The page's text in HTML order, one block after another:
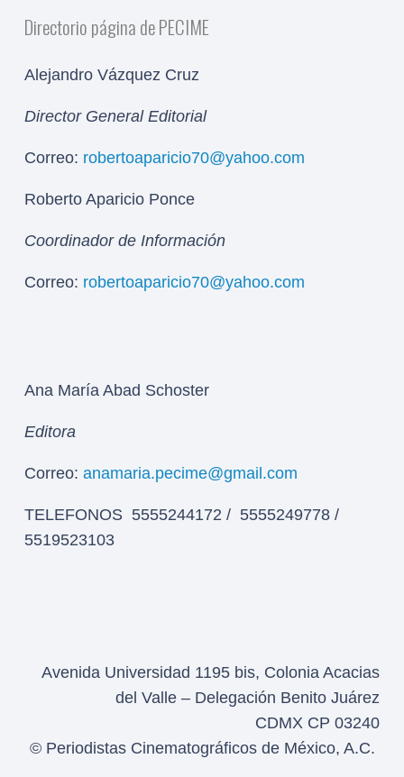
Directorio página de PECIME
Alejandro Vázquez Cruz
Director General Editorial
Correo: robertoaparicio70@yahoo.com
Roberto Aparicio Ponce
Coordinador de Información
Correo: robertoaparicio70@yahoo.com
Ana María Abad Schoster
Editora
Correo: anamaria.pecime@gmail.com
TELEFONOS 5555244172 / 5555249778 /
5519523103
Avenida Universidad 1195 bis, Colonia Acacias
del Valle – Delegación Benito Juárez
CDMX CP 03240
© Periodistas Cinematográficos de México, A.C.